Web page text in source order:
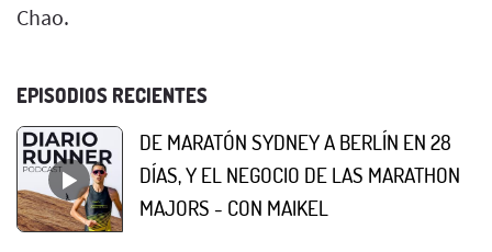
Chao.
EPISODIOS RECIENTES
DE MARATÓN SYDNEY A BERLÍN EN 28
DÍAS, Y EL NEGOCIO DE LAS MARATHON
MAJORS - CON MAIKEL